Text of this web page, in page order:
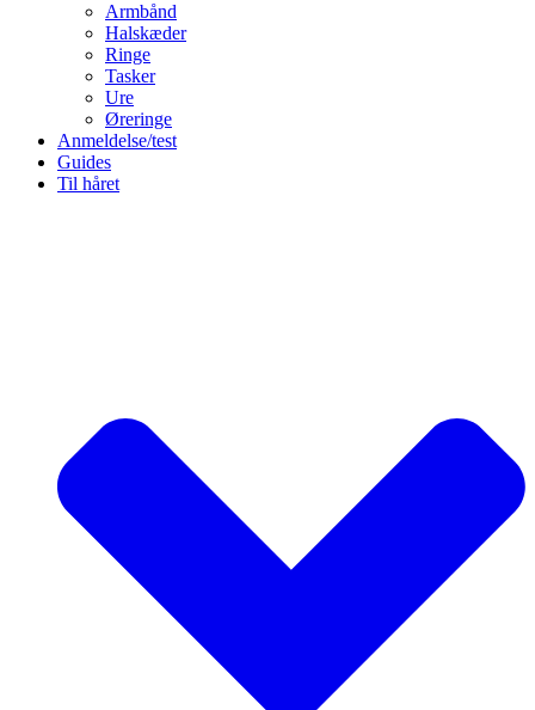
Armbånd
Halskæder
Ringe
Tasker
Ure
Øreringe
Anmeldelse/test
Guides
Til håret